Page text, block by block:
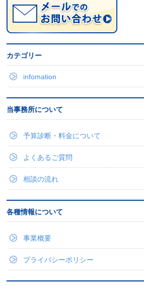
カテゴリー
infomation
当事務所について
予算診断・料金について
よくあるご質問
相談の流れ
各種情報について
事業概要
プライバシーポリシー